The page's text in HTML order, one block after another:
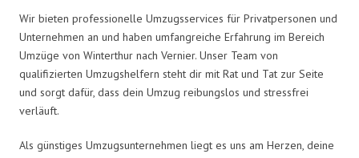
Wir bieten professionelle Umzugsservices für Privatpersonen und
Unternehmen an und haben umfangreiche Erfahrung im Bereich
Umzüge von Winterthur nach Vernier. Unser Team von
qualifizierten Umzugshelfern steht dir mit Rat und Tat zur Seite
und sorgt dafür, dass dein Umzug reibungslos und stressfrei
verläuft.
Als günstiges Umzugsunternehmen liegt es uns am Herzen, deine